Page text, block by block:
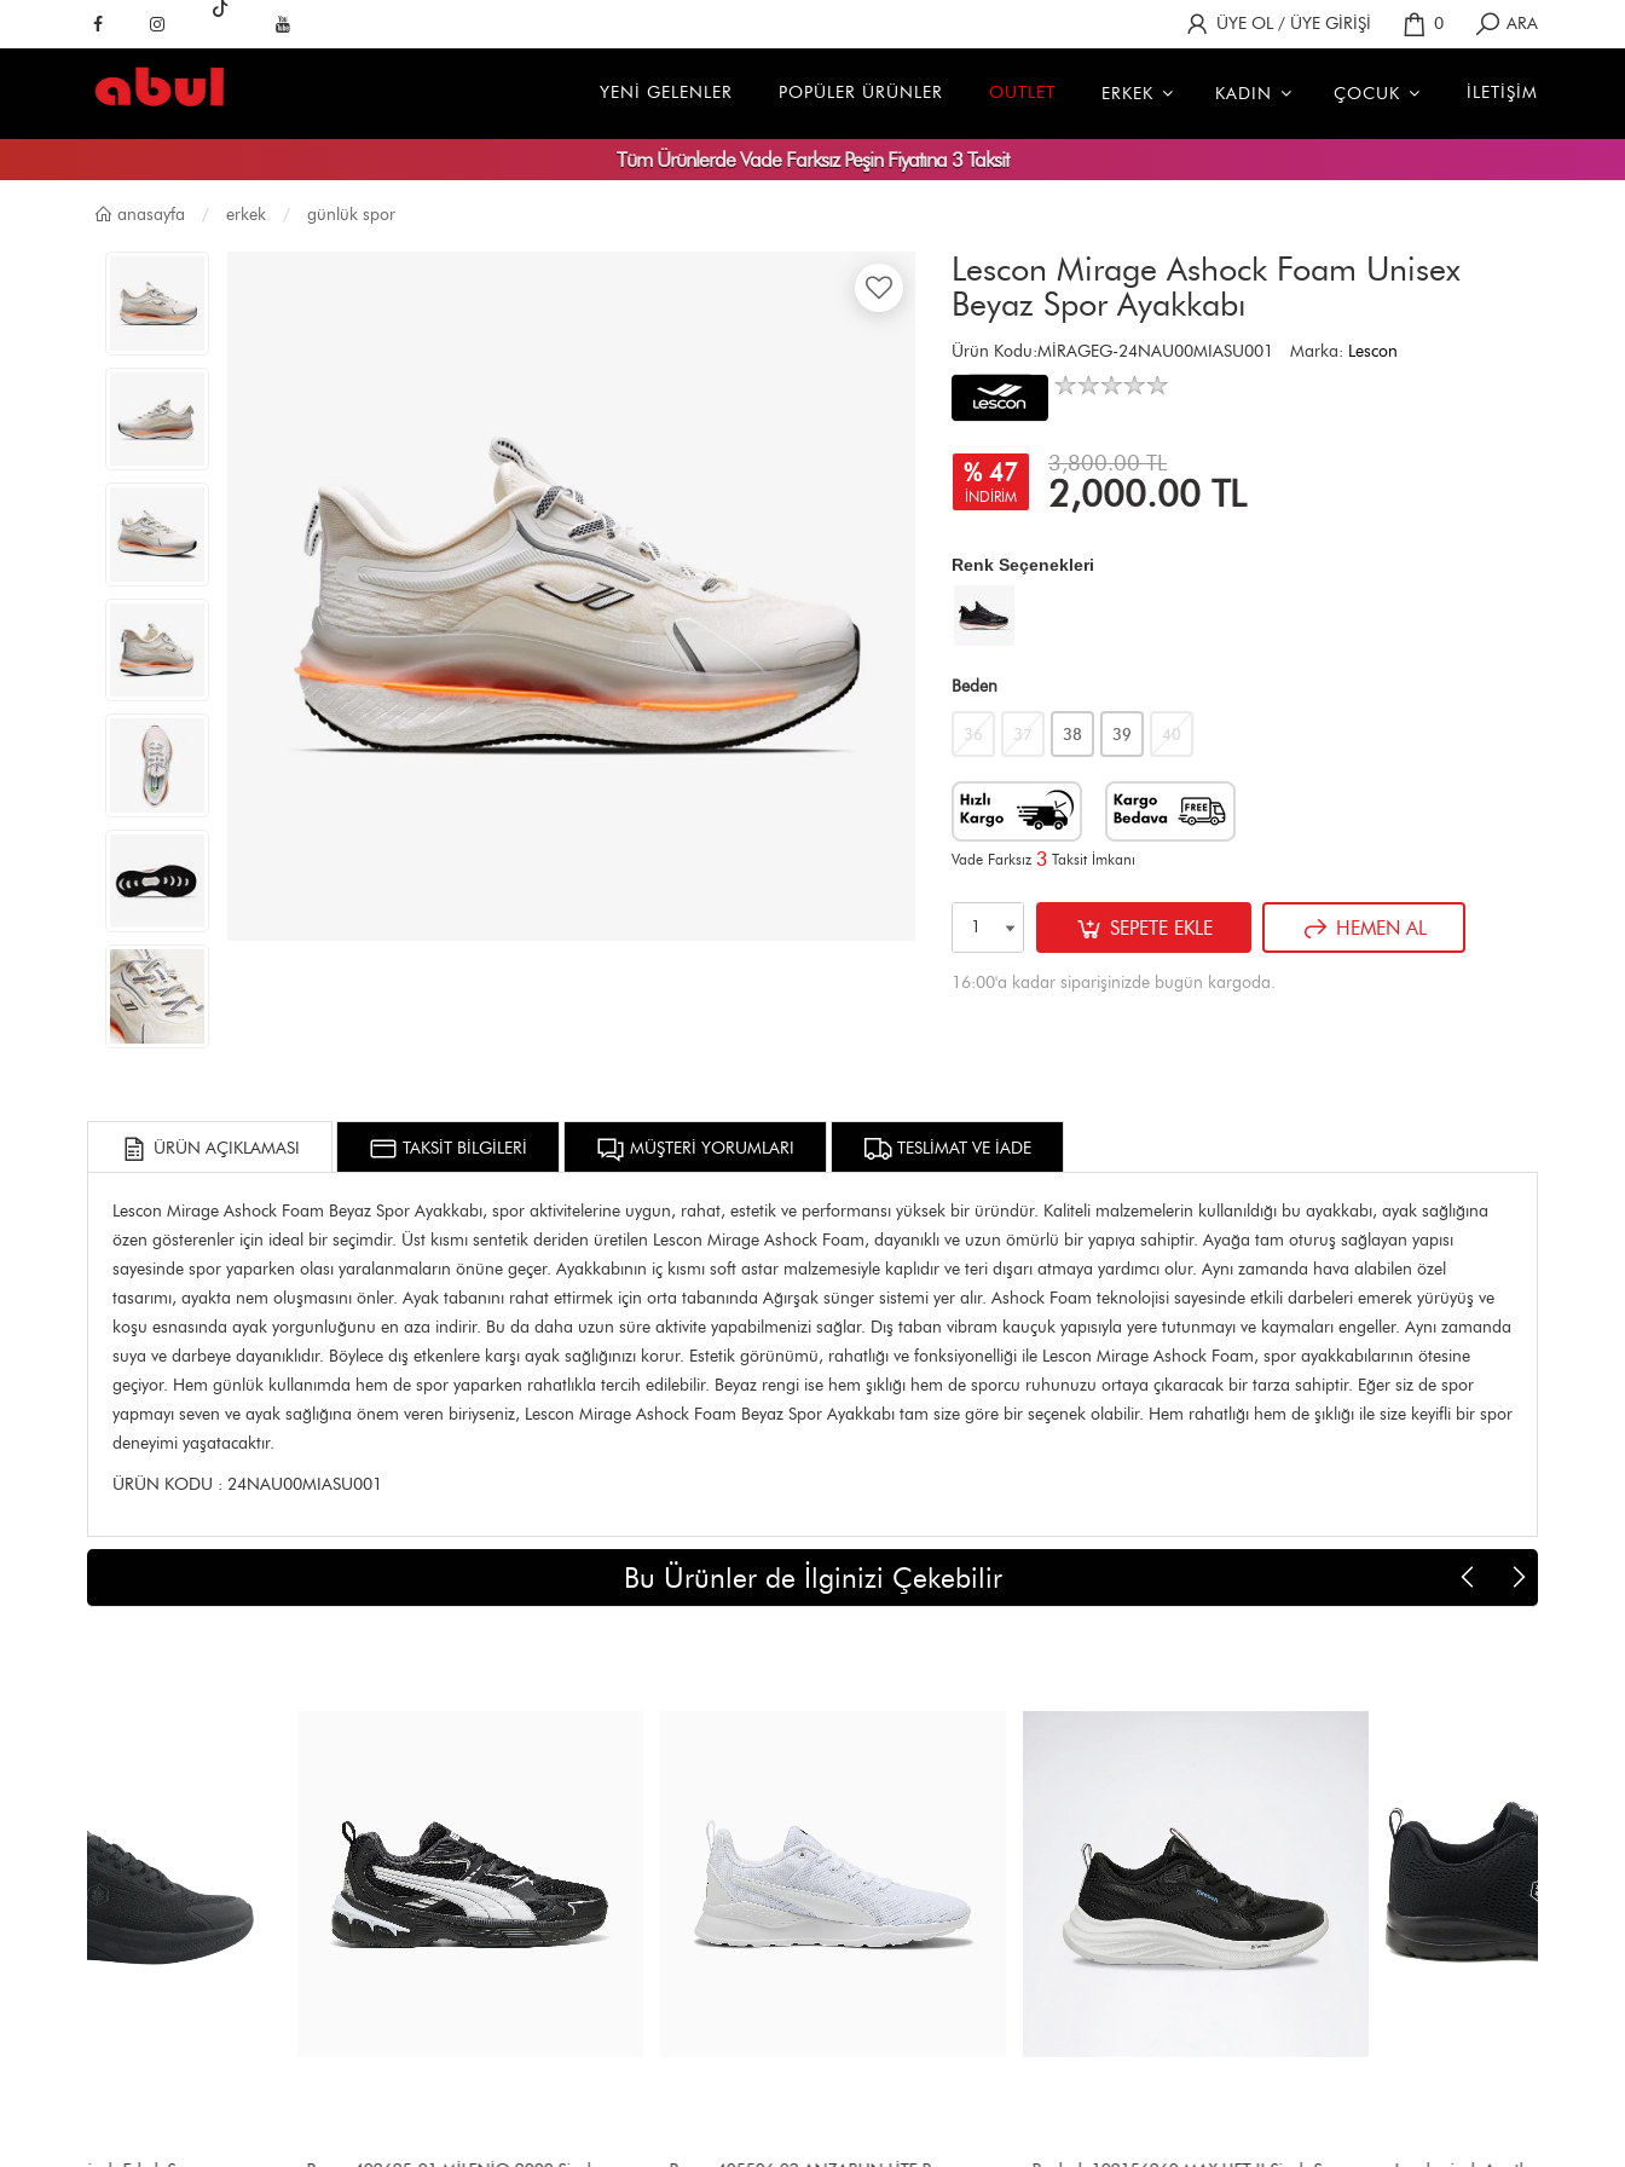
ÜYE OL / ÜYE GİRİŞİ 0 ARA
YENİ GELENLER POPÜLER ÜRÜNLER OUTLET ERKEK KADIN ÇOCUK İLETİŞİM
Tüm ÜrünlerdeVade FarksızPeşin Fiyatına 3 Taksit
anasayfa erkek günlük spor
Lescon Mirage Ashock Foam Unisex
Beyaz Spor Ayakkabı
Ürün Kodu:MİRAGEG-24NAU00MIASU001 Marka: Lescon
% 47
İNDİRİM
3,800.00 TL
2,000.00 TL
Renk Seçenekleri
Beden
36 37 38 39 40
Vade Farksız 3 Taksit İmkanı
SEPETE EKLE HEMEN AL
16:00'a kadar siparişinizde bugün kargoda.
ÜRÜN AÇIKLAMASI TAKSİT BİLGİLERİ MÜŞTERİ YORUMLARI TESLİMAT VE İADE
Lescon Mirage Ashock Foam Beyaz Spor Ayakkabı, spor aktivitelerine uygun, rahat, estetik ve performansı yüksek bir üründür. Kaliteli malzemelerin kullanıldığı bu ayakkabı, ayak sağlığına
özen gösterenler için ideal bir seçimdir. Üst kısmı sentetik deriden üretilen Lescon Mirage Ashock Foam, dayanıklı ve uzun ömürlü bir yapıya sahiptir. Ayağa tam oturuş sağlayan yapısı
sayesinde spor yaparken olası yaralanmaların önüne geçer. Ayakkabının iç kısmı soft astar malzemesiyle kaplıdır ve teri dışarı atmaya yardımcı olur. Aynı zamanda hava alabilen özel
tasarımı, ayakta nem oluşmasını önler. Ayak tabanını rahat ettirmek için orta tabanında Ağırşak sünger sistemi yer alır. Ashock Foam teknolojisi sayesinde etkili darbeleri emerek yürüyüş ve
koşu esnasında ayak yorgunluğunu en aza indirir. Bu da daha uzun süre aktivite yapabilmenizi sağlar. Dış taban vibram kauçuk yapısıyla yere tutunmayı ve kaymaları engeller. Aynı zamanda
suya ve darbeye dayanıklıdır. Böylece dış etkenlere karşı ayak sağlığınızı korur. Estetik görünümü, rahatlığı ve fonksiyonelliği ile Lescon Mirage Ashock Foam, spor ayakkabılarının ötesine
geçiyor. Hem günlük kullanımda hem de spor yaparken rahatlıkla tercih edilebilir. Beyaz rengi ise hem şıklığı hem de sporcu ruhunuzu ortaya çıkaracak bir tarza sahiptir. Eğer siz de spor
yapmayı seven ve ayak sağlığına önem veren biriyseniz, Lescon Mirage Ashock Foam Beyaz Spor Ayakkabı tam size göre bir seçenek olabilir. Hem rahatlığı hem de şıklığı ile size keyifli bir spor
deneyimi yaşatacaktır.
ÜRÜN KODU : 24NAU00MIASU001
Bu Ürünler de İlginizi Çekebilir